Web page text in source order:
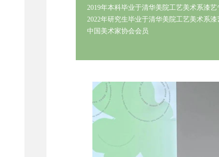
2019年本科毕业于清华美院工艺美术系漆艺
2022年研究生毕业于清华美院工艺美术系漆
中国美术家协会会员